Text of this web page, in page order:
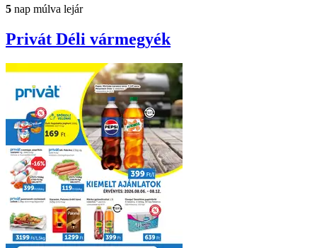
5 nap múlva lejár
Privát Déli vármegyék